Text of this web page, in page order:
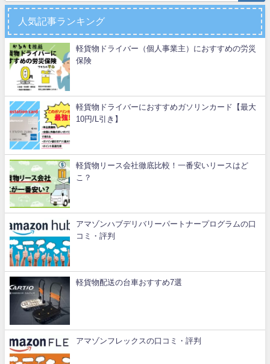
人気記事ランキング
軽貨物ドライバー（個人事業主）におすすめの労災
保険
軽貨物ドライバーにおすすめガソリンカード【最大
10円/L引き】
軽貨物リース会社徹底比較！一番安いリースはど
こ？
アマゾンハブデリバリーパートナープログラムの口
コミ・評判
軽貨物配送の台車おすすめ7選
アマゾンフレックスの口コミ・評判